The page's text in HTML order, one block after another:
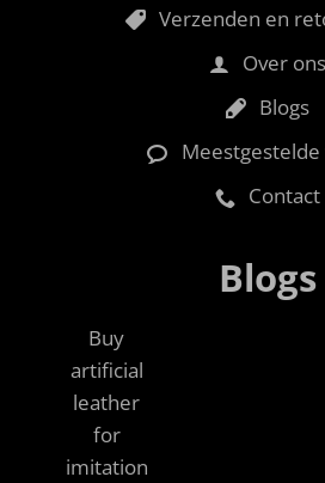
Verzenden en
Over ons
Blogs
Meestgestelde
Contact
Blogs
Buy
artificial
leather
for
imitation